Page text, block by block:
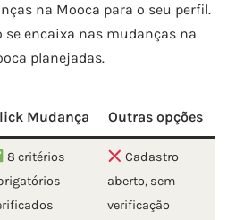
na Mooca para o seu perfil.
se encaixa nas mudanças na
planejadas.
Mudança Outras opções
8 critérios
Cadastro
aberto, sem
verificação